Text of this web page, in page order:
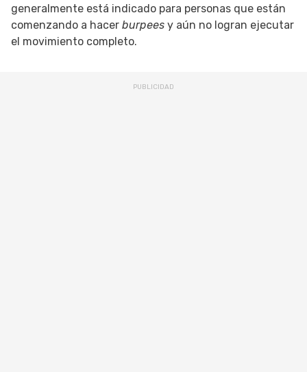
generalmente está indicado para personas que están
comenzando a hacer burpees y aún no logran ejecutar
el movimiento completo.